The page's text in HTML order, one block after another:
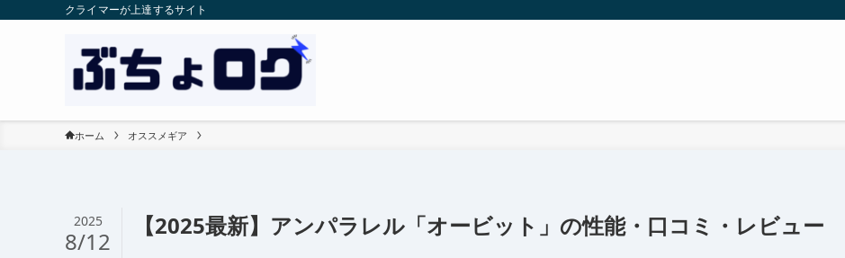
クライマーが上達するサイト
ホーム オススメギア
【2025最新】アンパラレル「オービット」の性能・口コミ・レビュー
2025
8/12